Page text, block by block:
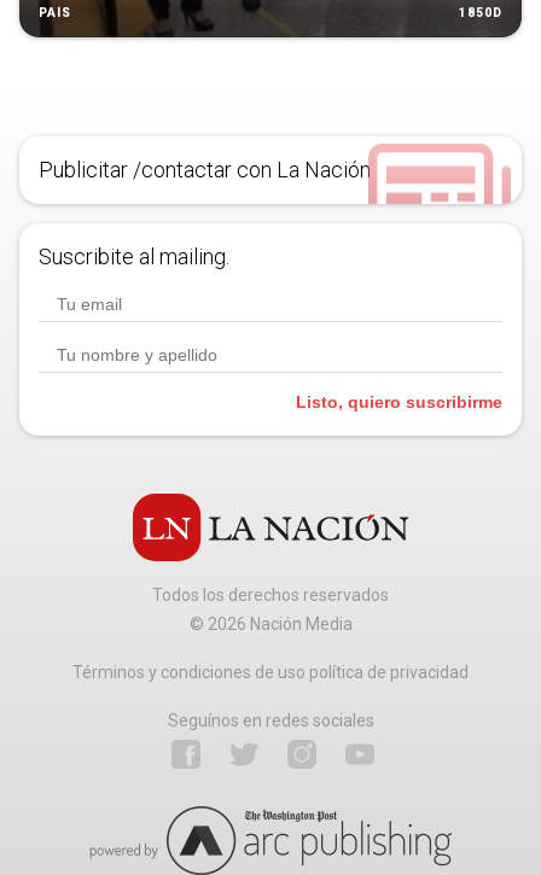
PAÍS 1850D
Publicitar /contactar con La Nación
Suscribite al mailing.
Listo, quiero suscribirme
Todos los derechos reservados
© 2026 Nación Media
Términos y condiciones de uso política de privacidad
Seguínos en redes sociales